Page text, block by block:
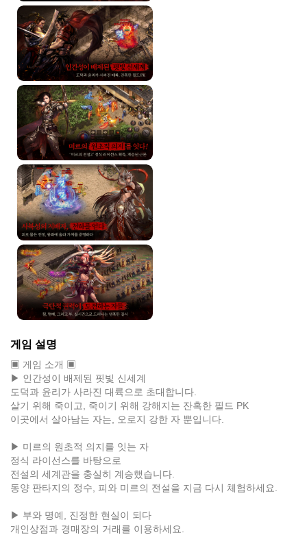
게임 설명
▣ 게임 소개 ▣
▶ 인간성이 배제된 핏빛 신세계
도덕과 윤리가 사라진 대륙으로 초대합니다.
살기 위해 죽이고, 죽이기 위해 강해지는 잔혹한 필드 PK
이곳에서 살아남는 자는, 오로지 강한 자 뿐입니다.
▶ 미르의 원초적 의지를 잇는 자
정식 라이선스를 바탕으로
전설의 세계관을 충실히 계승했습니다.
동양 판타지의 정수, 피와 미르의 전설을 지금 다시 체험하세요.
▶ 부와 명예, 진정한 현실이 되다
개인상점과 경매장의 거래를 이용하세요.